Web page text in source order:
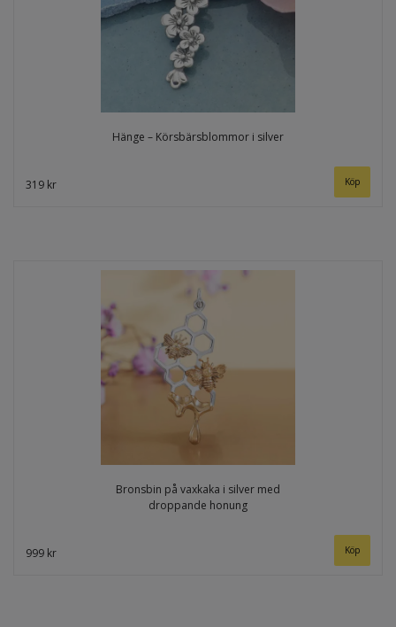
Hänge – Körsbärsblommor i silver
319 kr
Bronsbin på vaxkaka i silver med
droppande honung
999 kr